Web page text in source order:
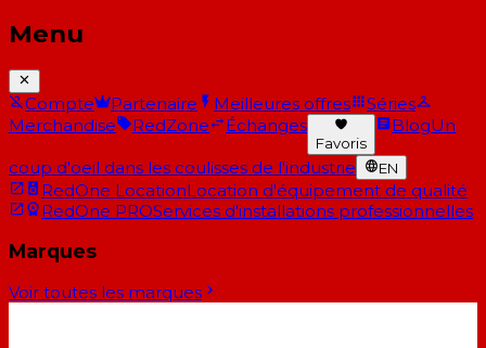
Menu
Compte Partenaire Meilleures offres
Séries
Merchandise
RedZone Échanges
Favoris
BlogUn
coup d'oeil dans les coulisses de l'industrie EN
RedOne LocationLocation d'équipement de qualité
RedOne PROServices d'installations professionnelles
Marques
Voir toutes les marques